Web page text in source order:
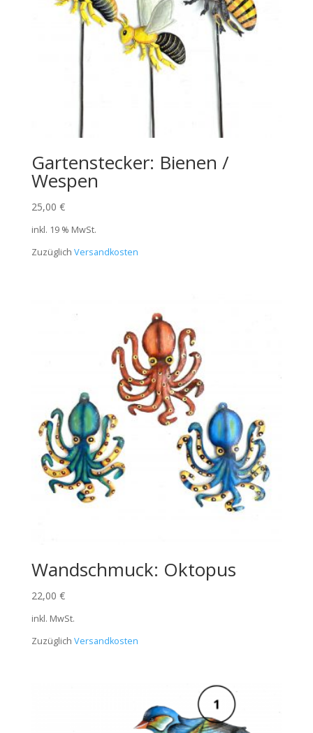
Gartenstecker: Bienen /
Wespen
25,00 €
inkl. 19 % MwSt.
Zuzüglich Versandkosten
Wandschmuck: Oktopus
22,00 €
inkl. MwSt.
Zuzüglich Versandkosten